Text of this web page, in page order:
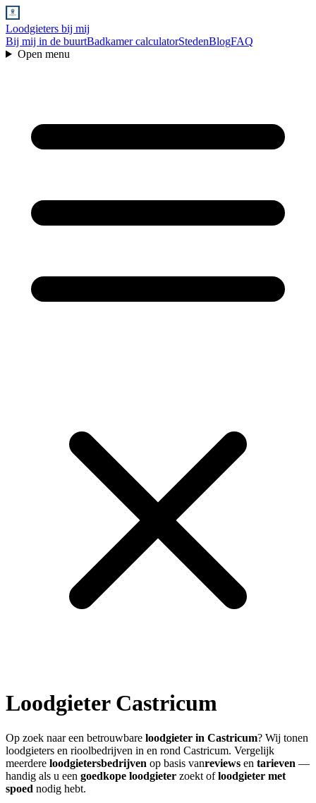
Loodgieters bij mij
Bij mij in de buurtBadkamer calculatorStedenBlogFAQ
Open menu
Loodgieter Castricum
Op zoek naar een betrouwbare loodgieter in Castricum? Wij tonen
loodgieters en rioolbedrijven in en rond Castricum. Vergelijk
meerdere loodgietersbedrijven op basis vanreviews en tarieven —
handig als u een goedkope loodgieter zoekt ofloodgieter met
spoed nodig hebt.